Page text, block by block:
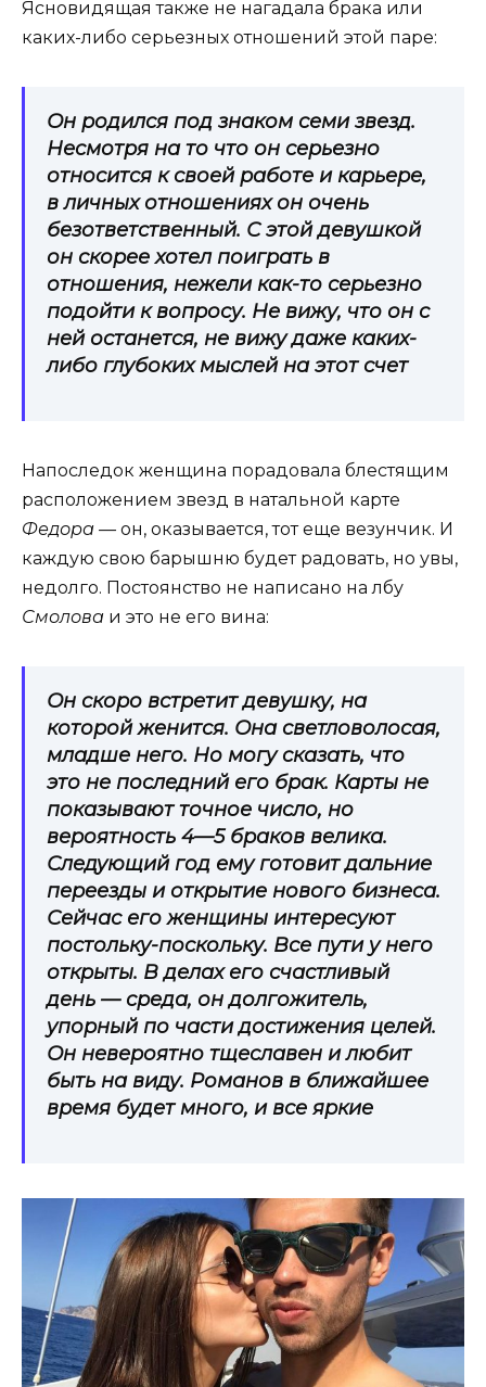
Ясновидящая также не нагадала брака или
каких-либо серьезных отношений этой паре:
Он родился под знаком семи звезд.
Несмотря на то что он серьезно
относится к своей работе и карьере,
в личных отношениях он очень
безответственный. С этой девушкой
он скорее хотел поиграть в
отношения, нежели как-то серьезно
подойти к вопросу. Не вижу, что он с
ней останется, не вижу даже каких-
либо глубоких мыслей на этот счет
Напоследок женщина порадовала блестящим
расположением звезд в натальной карте
Федора — он, оказывается, тот еще везунчик. И
каждую свою барышню будет радовать, но увы,
недолго. Постоянство не написано на лбу
Смолова и это не его вина:
Он скоро встретит девушку, на
которой женится. Она светловолосая,
младше него. Но могу сказать, что
это не последний его брак. Карты не
показывают точное число, но
вероятность 4—5 браков велика.
Следующий год ему готовит дальние
переезды и открытие нового бизнеса.
Сейчас его женщины интересуют
постольку-поскольку. Все пути у него
открыты. В делах его счастливый
день — среда, он долгожитель,
упорный по части достижения целей.
Он невероятно тщеславен и любит
быть на виду. Романов в ближайшее
время будет много, и все яркие